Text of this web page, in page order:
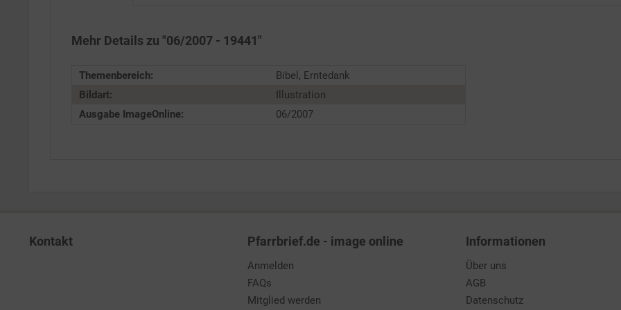
Mehr Details zu "06/2007 - 19441"
Themenbereich:
Bibel, Erntedank
Bildart:
Illustration
Ausgabe ImageOnline:
06/2007
Kontakt Pfarrbrief.de - image online
Anmelden
FAQs
Mitglied werden
Informationen
Über uns
AGB
Datenschutz
Service